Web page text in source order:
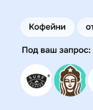
финансовые
коммерческой
не является
правообладателя
предоставления
осуществленные